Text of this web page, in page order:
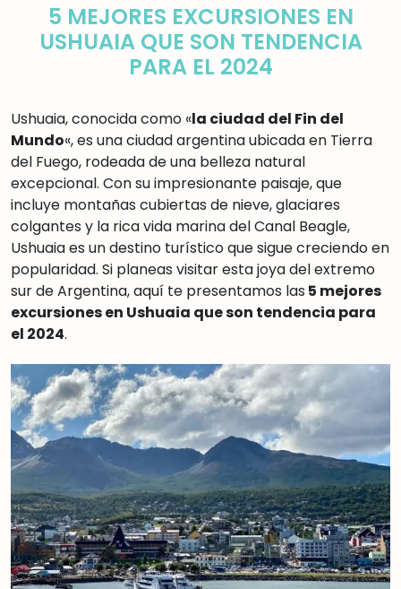
5 MEJORES EXCURSIONES EN
USHUAIA QUE SON TENDENCIA
PARA EL 2024
Ushuaia, conocida como «la ciudad del Fin del
Mundo«, es una ciudad argentina ubicada en Tierra
del Fuego, rodeada de una belleza natural
excepcional. Con su impresionante paisaje, que
incluye montañas cubiertas de nieve, glaciares
colgantes y la rica vida marina del Canal Beagle,
Ushuaia es un destino turístico que sigue creciendo en
popularidad. Si planeas visitar esta joya del extremo
sur de Argentina, aquí te presentamos las 5 mejores
excursiones en Ushuaia que son tendencia para
el 2024.